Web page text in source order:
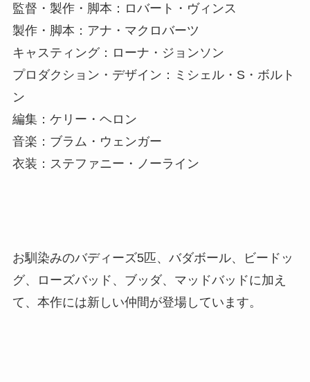
監督・製作・脚本：ロバート・ヴィンス
製作・脚本：アナ・マクロバーツ
キャスティング：ローナ・ジョンソン
プロダクション・デザイン：ミシェル・S・ボルト
ン
編集：ケリー・ヘロン
音楽：ブラム・ウェンガー
衣装：ステファニー・ノーライン
お馴染みのバディーズ5匹、バダボール、ビードッ
グ、ローズバッド、ブッダ、マッドバッドに加え
て、本作には新しい仲間が登場しています。